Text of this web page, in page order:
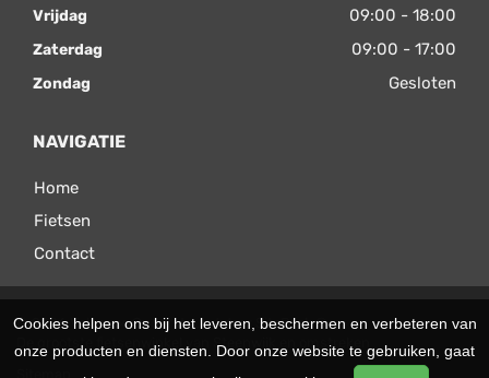
Vrijdag 09:00 - 18:00
Zaterdag 09:00 - 17:00
Zondag Gesloten
NAVIGATIE
Home
Fietsen
Contact
© 2026 Velomax. Ondersteund door
SitePack ®
De grootste fietsenwinkel van Steenwijk en omstreken
Cookies helpen ons bij het leveren, beschermen en verbeteren van
onze producten en diensten. Door onze website te gebruiken, gaat